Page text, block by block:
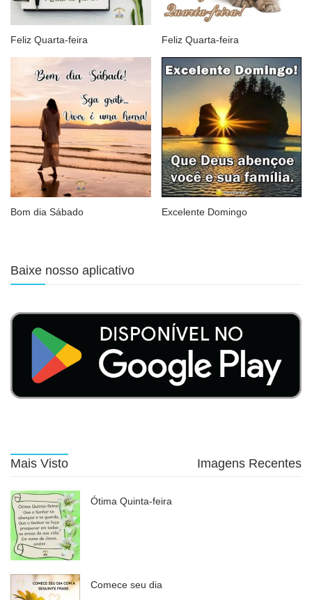
Feliz Quarta-feira Feliz Quarta-feira
Bom dia Sábado Excelente Domingo
Baixe nosso aplicativo
Mais Visto Imagens Recentes
Ótima Quinta-feira
Comece seu dia